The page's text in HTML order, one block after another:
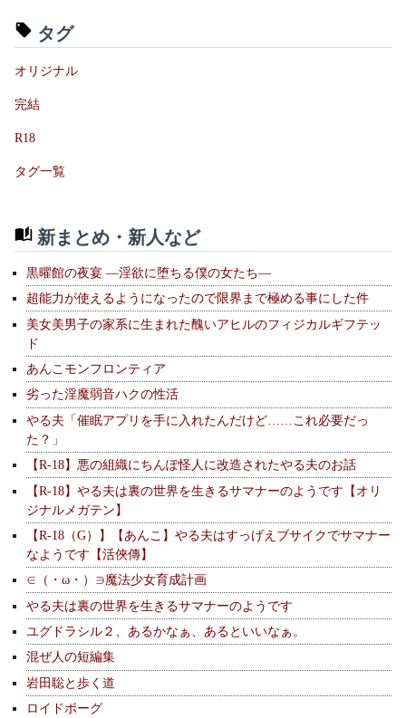
タグ
オリジナル
完結
R18
タグ一覧
新まとめ・新人など
黒曜館の夜宴 —淫欲に堕ちる僕の女たち—
超能力が使えるようになったので限界まで極める事にした件
美女美男子の家系に生まれた醜いアヒルのフィジカルギフテッ
ド
あんこモンフロンティア
劣った淫魔弱音ハクの性活
やる夫「催眠アプリを手に入れたんだけど……これ必要だっ
た？」
【R-18】悪の組織にちんぽ怪人に改造されたやる夫のお話
【R-18】やる夫は裏の世界を生きるサマナーのようです【オリ
ジナルメガテン】
【R-18（G）】【あんこ】やる夫はすっげえブサイクでサマナー
なようです【活俠傳】
∈（・ω・）∋魔法少女育成計画
やる夫は裏の世界を生きるサマナーのようです
ユグドラシル２、あるかなぁ、あるといいなぁ。
混ぜ人の短編集
岩田聡と歩く道
ロイドボーグ